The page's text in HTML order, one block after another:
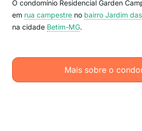
O condomínio Residencial Garden
em rua campestre no bairro Jardim
na cidade Betim-MG.
Mais sobre o